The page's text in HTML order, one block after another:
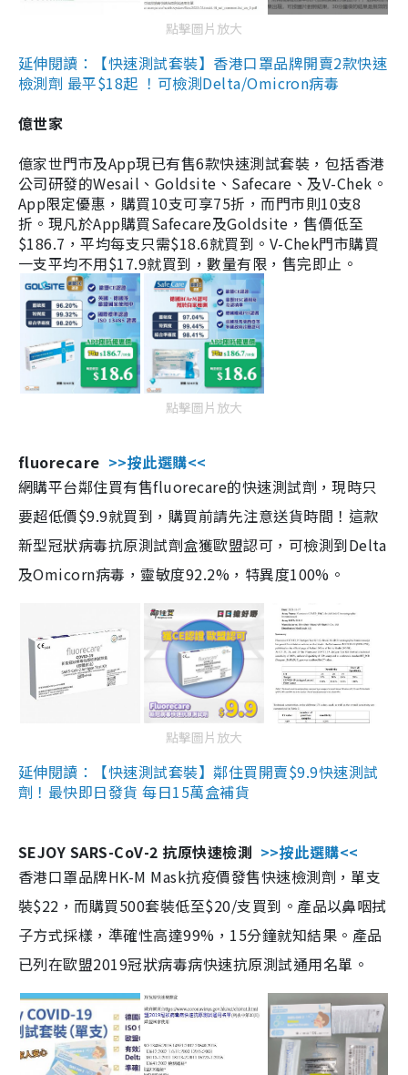
點擊圖片放大
延伸閱讀：【快速測試套裝】香港口罩品牌開賣2款快速
檢測劑 最平$18起 ！可檢測Delta/Omicron病毒
億世家
億家世門市及App現已有售6款快速測試套裝，包括香港
公司研發的Wesail、Goldsite、Safecare、及V-Chek。
App限定優惠，購買10支可享75折，而門市則10支8
折。現凡於App購買Safecare及Goldsite，售價低至
$186.7，平均每支只需$18.6就買到。V-Chek門市購買
一支平均不用$17.9就買到，數量有限，售完即止。
點擊圖片放大
fluorecare >>按此選購<<
網購平台鄰住買有售fluorecare的快速測試劑，現時只
要超低價$9.9就買到，購買前請先注意送貨時間！這款
新型冠狀病毒抗原測試劑盒獲歐盟認可，可檢測到Delta
及Omicorn病毒，靈敏度92.2%，特異度100%。
點擊圖片放大
延伸閱讀：【快速測試套裝】鄰住買開賣$9.9快速測試
劑！最快即日發貨 每日15萬盒補貨
SEJOY SARS-CoV-2 抗原快速檢測 >>按此選購<<
香港口罩品牌HK-M Mask抗疫價發售快速檢測劑，單支
裝$22，而購買500套裝低至$20/支買到。產品以鼻咽拭
子方式採樣，準確性高達99%，15分鐘就知結果。產品
已列在歐盟2019冠狀病毒病快速抗原測試通用名單。